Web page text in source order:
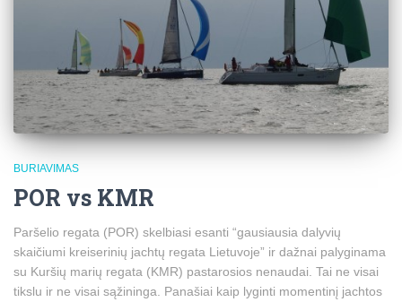
BURIAVIMAS
POR vs KMR
Paršelio regata (POR) skelbiasi esanti “gausiausia dalyvių
skaičiumi kreiserinių jachtų regata Lietuvoje” ir dažnai palyginama
su Kuršių marių regata (KMR) pastarosios nenaudai. Tai ne visai
tikslu ir ne visai sąžininga. Panašiai kaip lyginti momentinį jachtos